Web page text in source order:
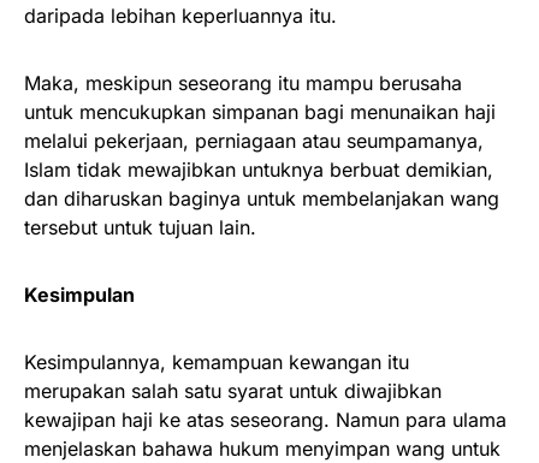
daripada lebihan keperluannya itu.
Maka, meskipun seseorang itu mampu berusaha
untuk mencukupkan simpanan bagi menunaikan haji
melalui pekerjaan, perniagaan atau seumpamanya,
Islam tidak mewajibkan untuknya berbuat demikian,
dan diharuskan baginya untuk membelanjakan wang
tersebut untuk tujuan lain.
Kesimpulan
Kesimpulannya, kemampuan kewangan itu
merupakan salah satu syarat untuk diwajibkan
kewajipan haji ke atas seseorang. Namun para ulama
menjelaskan bahawa hukum menyimpan wang untuk